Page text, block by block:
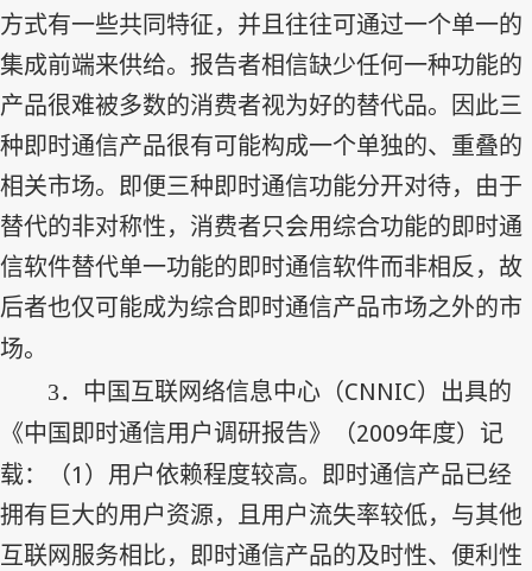
方式有一些共同特征，并且往往可通过一个单一的
集成前端来供给。报告者相信缺少任何一种功能的
产品很难被多数的消费者视为好的替代品。因此三
种即时通信产品很有可能构成一个单独的、重叠的
相关市场。即便三种即时通信功能分开对待，由于
替代的非对称性，消费者只会用综合功能的即时通
信软件替代单一功能的即时通信软件而非相反，故
后者也仅可能成为综合即时通信产品市场之外的市
场。
3．中国互联网络信息中心（CNNIC）出具的
《中国即时通信用户调研报告》（2009年度）记
载：（1 ）用户依赖程度较高。即时通信产品已经
拥有巨大的用户资源，且用户流失率较低，与其他
互联网服务相比，即时通信产品的及时性、便利性